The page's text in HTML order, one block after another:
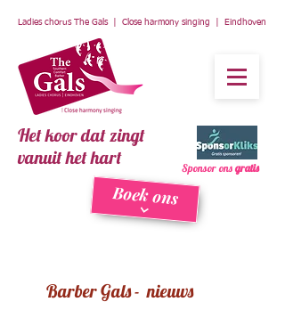
Ladies chorus The Gals | Close harmony singing | Eindhoven
Het koor dat zingt
vanuit het hart
Sponsor ons gratis
Boek ons
Barber Gals - nieuws